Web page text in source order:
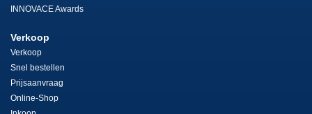
INNOVACE Awards
Verkoop
Verkoop
Snel bestellen
Prijsaanvraag
Online-Shop